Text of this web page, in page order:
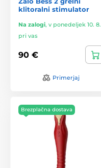
klitoralni stimulator
Na zalogi, v ponedeljek 10. 8.
pri vas
90 €
Primerjaj
Brezplačna dostava